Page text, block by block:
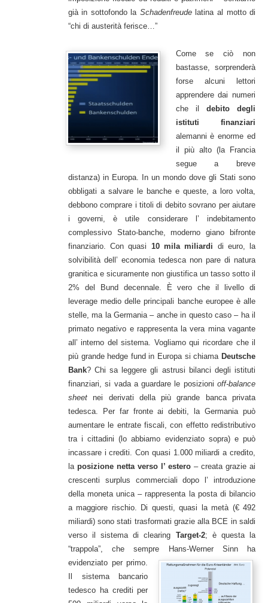
già in sottofondo la Schadenfreudelatina al motto di
“chi di austerità ferisce…”
Come se ciò non
bastasse, sorprenderà
forse alcuni lettori
apprendere dai numeri
che il debito degli
istituti finanziari
alemanni è enorme ed
il più alto (la Francia
segue a breve
distanza) in Europa. In un mondo dove gli Stati sono
obbligati a salvare le banche e queste, a loro volta,
debbono comprare i titoli di debito sovrano per aiutare
i governi, è utile considerare l’ indebitamento
complessivo Stato-banche, moderno giano bifronte
finanziario. Con quasi 10 mila miliardi di euro, la
solvibilità dell’ economia tedesca non pare di natura
granitica e sicuramente non giustifica un tasso sotto il
2% del Bund decennale. È vero che il livello di
leverage medio delle principali banche europee è alle
stelle, ma la Germania – anche in questo caso – ha il
primato negativo e rappresenta la vera mina vagante
all’ interno del sistema. Vogliamo qui ricordare che il
più grande hedge fund in Europa si chiama Deutsche
Bank? Chi sa leggere gli astrusi bilanci degli istituti
finanziari, si vada a guardare le posizionioff-balance
sheetnei derivati della più grande banca privata
tedesca. Per far fronte ai debiti, la Germania può
aumentare le entrate fiscali, con effetto redistributivo
tra i cittadini (lo abbiamo evidenziato sopra) e può
incassare i crediti. Con quasi 1.000 miliardi a credito,
la posizione netta verso l’ estero– creata grazie ai
crescenti surplus commerciali dopo l’ introduzione
della moneta unica – rappresenta la posta di bilancio
a maggiore rischio. Di questi, quasi la metà (€ 492
miliardi) sono stati trasformati grazie alla BCE in saldi
verso il sistema di clearing Target-2; è questa la
“trappola”, che sempre Hans-Werner Sinn ha
evidenziato per primo.
Il sistema bancario
tedesco ha crediti per